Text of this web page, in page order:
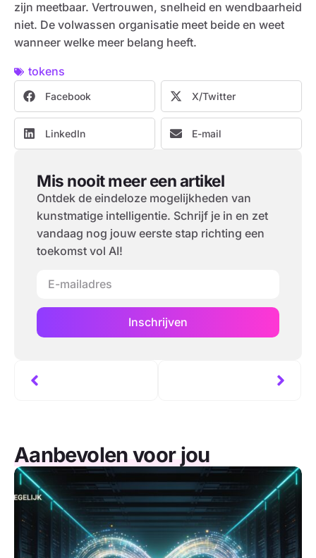
zijn meetbaar. Vertrouwen, snelheid en wendbaarheid
niet. De volwassen organisatie meet beide en weet
wanneer welke meer belang heeft.
tokens
Facebook X/Twitter
LinkedIn E-mail
Mis nooit meer een artikel
Ontdek de eindeloze mogelijkheden van
kunstmatige intelligentie. Schrijf je in en zet
vandaag nog jouw eerste stap richting een
toekomst vol AI!
Inschrijven
Aanbevolen voor jou